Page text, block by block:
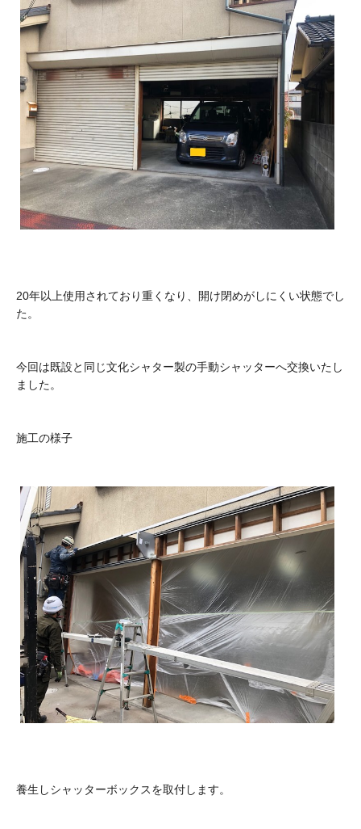
20年以上使用されており重くなり、開け閉めがしにくい状態でし
た。
今回は既設と同じ文化シャター製の手動シャッターへ交換いたし
ました。
施工の様子
養生しシャッターボックスを取付します。